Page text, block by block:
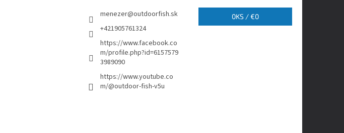
menezer@outdoorfish.sk
+421905761324
https://www.facebook.co
m/profile.php?id=6157579
3989090
https://www.youtube.co
m/@outdoor-fish-v5u
0KS /€0